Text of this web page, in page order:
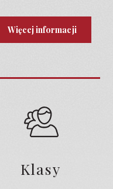
Więcej informacji
Klasy